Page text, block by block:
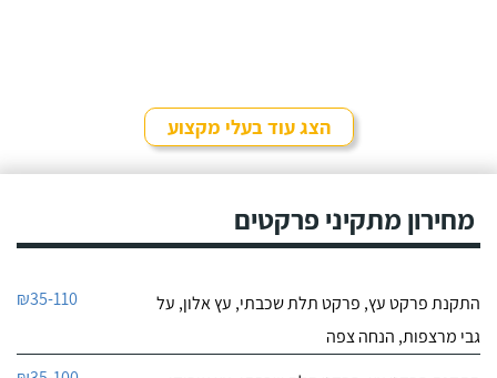
הצג עוד בעלי מקצוע
מחירון מתקיני פרקטים
התקנת פרקט עץ, פרקט תלת שכבתי, עץ אלון, על
גבי מרצפות, הנחה צפה
₪35-110